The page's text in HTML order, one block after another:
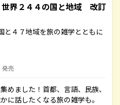
界２４４の国と地域 改訂
と４７地域を旅の雑学とともに
発売
めました！首都、言語、民族、
に話したくなる旅の雑学も。